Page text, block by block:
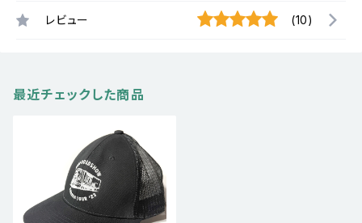
レビュー (10)
最近チェックした商品